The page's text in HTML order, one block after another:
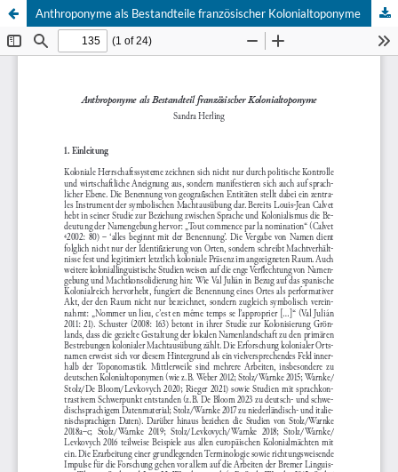
Anthroponyme als Bestandteile französischer Kolonialtoponyme